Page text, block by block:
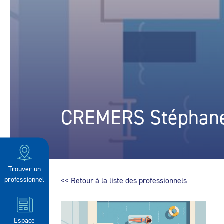
Trouver un
professionnel
Espace
CREMERS
<< Retour à la liste des professionnels